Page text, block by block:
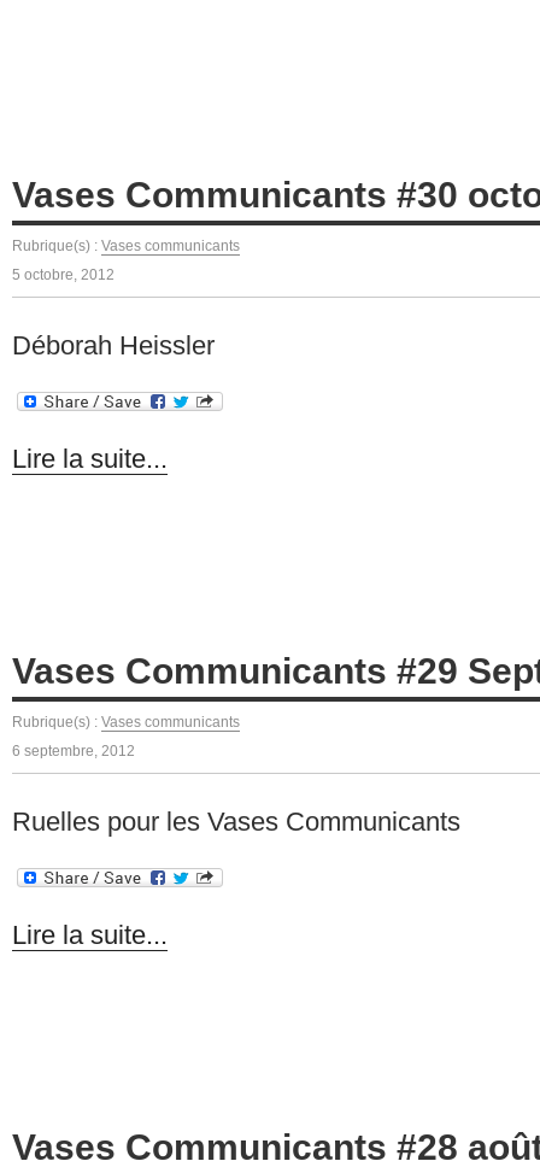
Vases Communicants #30
Rubrique(s) : Vases communicants
5 octobre, 2012
Déborah Heissler
Lire la suite...
Vases Communicants #29
Rubrique(s) : Vases communicants
6 septembre, 2012
Ruelles pour les Vases Communicants
Lire la suite...
Vases Communicants #28